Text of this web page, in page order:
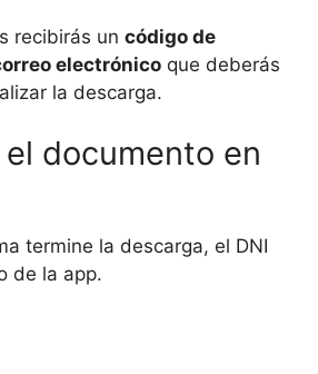
recibirás un código de
electrónico que deberás
la descarga.
documento en
termine la descarga, el DNI
de la app.